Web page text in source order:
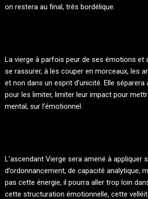
on restera au final, très bordélique.
La vierge à parfois peur de ses émotions et
se rassurer, à les couper en morceaux, les
et non dans un esprit d’unicité. Elle
pour les limiter, limiter leur impact pour
mental, sur l’émotionnel.
L’ascendant Vierge sera amené à appliquer
d’ordonnancement, de capacité analytique,
pas cette énergie, il pourra aller trop loin
cette structuration émotionnelle, cette